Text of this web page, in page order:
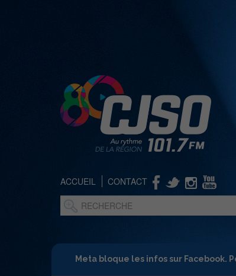
ACCUEIL CONTACT
Meta bloque les infos sur